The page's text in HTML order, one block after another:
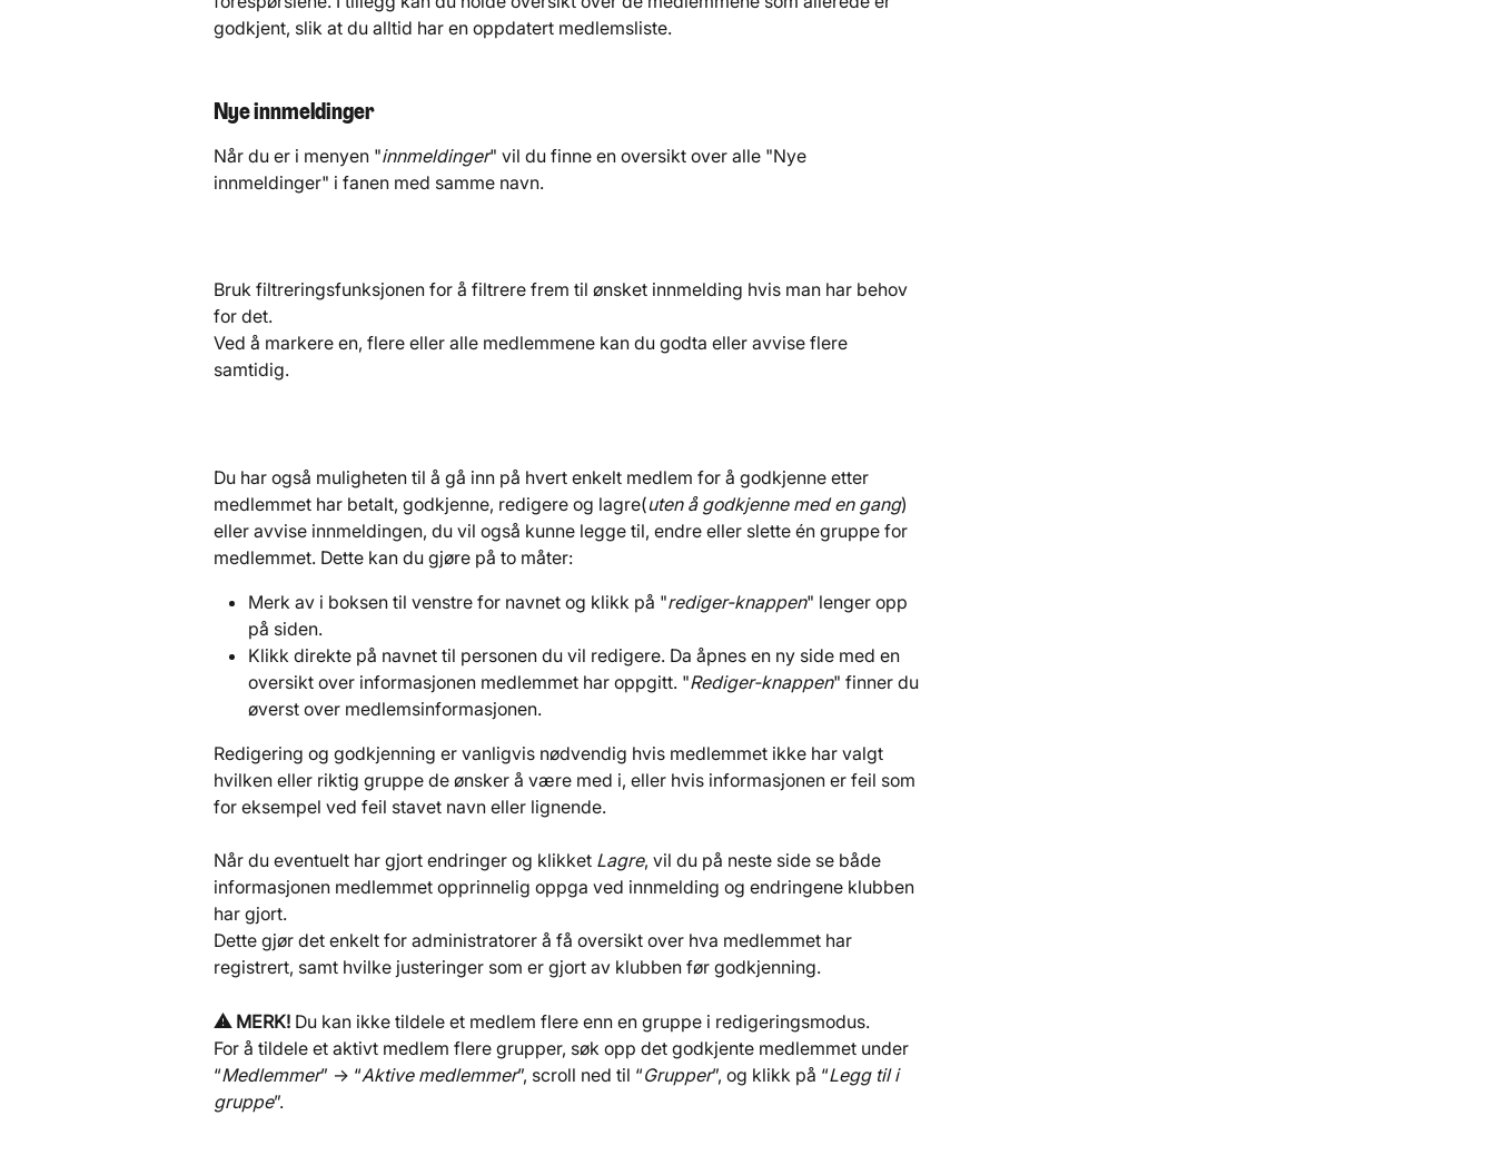
godkjent, slik at du alltid har en oppdatert medlemsliste.
Nye innmeldinger
Når du er i menyen "innmeldinger" vil du finne en oversikt over alle "Nye
innmeldinger" i fanen med samme navn.
Bruk filtreringsfunksjonen for å filtrere frem til ønsket innmelding hvis man har behov
for det.
Ved å markere en, flere eller alle medlemmene kan du godta eller avvise flere
samtidig.
Du har også muligheten til å gå inn på hvert enkelt medlem for å godkjenne etter
medlemmet har betalt, godkjenne, redigere og lagre(uten å godkjenne med en gang)
eller avvise innmeldingen, du vil også kunne legge til, endre eller slette én gruppe for
medlemmet. Dette kan du gjøre på to måter:
Merk av i boksen til venstre for navnet og klikk på "rediger-knappen" lenger opp
på siden.
Klikk direkte på navnet til personen du vil redigere. Da åpnes en ny side med en
oversikt over informasjonen medlemmet har oppgitt. "Rediger-knappen" finner du
øverst over medlemsinformasjonen.
Redigering og godkjenning er vanligvis nødvendig hvis medlemmet ikke har valgt
hvilken eller riktig gruppe de ønsker å være med i, eller hvis informasjonen er feil som
for eksempel ved feil stavet navn eller lignende.
Når du eventuelt har gjort endringer og klikket Lagre, vil du på neste side se både
informasjonen medlemmet opprinnelig oppga ved innmelding og endringene klubben
har gjort.
Dette gjør det enkelt for administratorer å få oversikt over hva medlemmet har
registrert, samt hvilke justeringer som er gjort av klubben før godkjenning.
⚠️ MERK! Du kan ikke tildele et medlem flere enn en gruppe i redigeringsmodus.
For å tildele et aktivt medlem flere grupper, søk opp det godkjente medlemmet under
“Medlemmer” → “Aktive medlemmer”, scroll ned til “Grupper”, og klikk på “Legg til i
gruppe”.